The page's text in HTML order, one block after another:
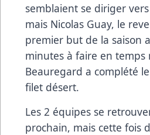
semblaient se diriger
mais Nicolas Guay, le
premier but de la saison
minutes à faire en temps
Beauregard a complété
filet désert.
Les 2 équipes se
prochain, mais cette fois